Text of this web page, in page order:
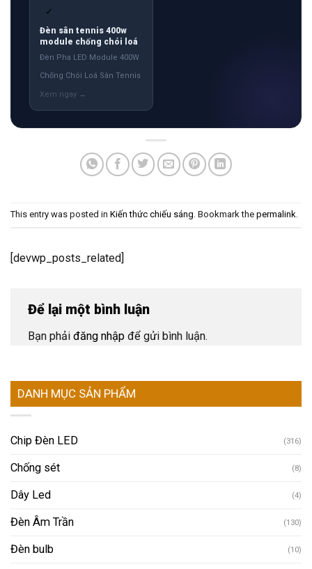
✓
Đèn sân tennis 400w
module chống chói loá
Đèn Pha LED Module 400W
Chống Chói Loá Sân Tennis
This entry was posted in Kiến thức chiếu sáng. Bookmark the permalink.
[devwp_posts_related]
Để lại một bình luận
Bạn phải đăng nhập để gửi bình luận.
DANH MỤC SẢN PHẨM
Chip Đèn LED (316)
Chống sét (8)
Dây Led (4)
Đèn Âm Trần (130)
Đèn bulb (10)